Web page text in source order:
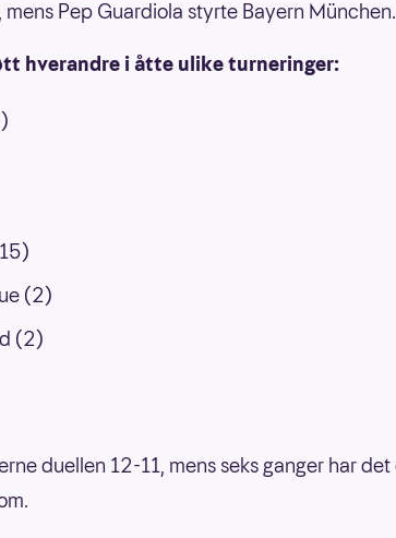
mens Pep Guardiola styrte Bayern München.
hverandre i åtte ulike turneringer:
(2)
(2)
duellen 12-11, mens seks ganger har